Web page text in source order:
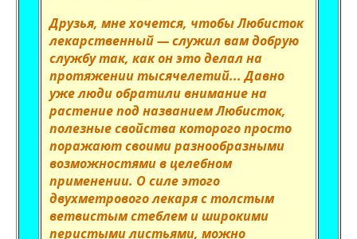
Друзья, мне хочется, чтобы Любисток
лекарственный — служил вам добрую
службу так, как он это делал на
протяжении тысячелетий... Давно
уже люди обратили внимание на
растение под названием Любисток,
полезные свойства которого просто
поражают своими разнообразными
возможностями в целебном
применении. О силе этого
двухметрового лекаря с толстым
ветвистым стеблем и широкими
перистыми листьями, можно